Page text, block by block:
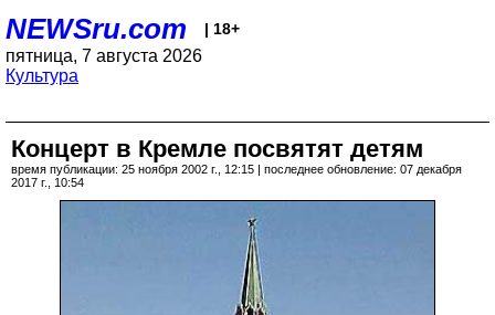
NEWSru.com | 18+
пятница, 7 августа 2026
Культура
Концерт в Кремле посвятят детям
время публикации: 25 ноября 2002 г., 12:15 | последнее обновление: 07 декабря
2017 г., 10:54